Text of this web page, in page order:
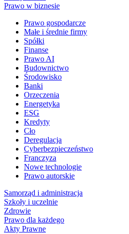
Prawo w biznesie
Prawo gospodarcze
Małe i średnie firmy
Spółki
Finanse
Prawo AI
Budownictwo
Środowisko
Banki
Orzeczenia
Energetyka
ESG
Kredyty
Cło
Deregulacja
Cyberbezpieczeństwo
Franczyza
Nowe technologie
Prawo autorskie
Samorząd i administracja
Szkoły i uczelnie
Zdrowie
Prawo dla każdego
Akty Prawne